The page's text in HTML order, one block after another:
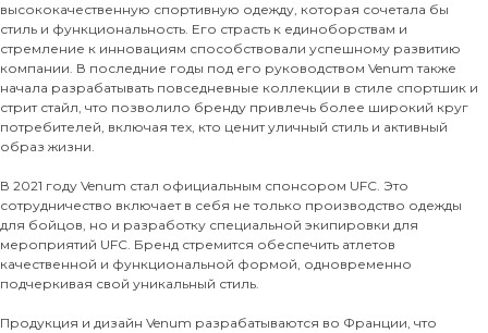
высококачественную спортивную одежду, которая сочетала бы
стиль и функциональность. Его страсть к единоборствам и
стремление к инновациям способствовали успешному развитию
компании. В последние годы под его руководством Venum также
начала разрабатывать повседневные коллекции в стиле спортшик и
стрит стайл, что позволило бренду привлечь более широкий круг
потребителей, включая тех, кто ценит уличный стиль и активный
образ жизни.
В 2021 году Venum стал официальным спонсором UFC. Это
сотрудничество включает в себя не только производство одежды
для бойцов, но и разработку специальной экипировки для
мероприятий UFC. Бренд стремится обеспечить атлетов
качественной и функциональной формой, одновременно
подчеркивая свой уникальный стиль.
Продукция и дизайн Venum разрабатываются во Франции, что